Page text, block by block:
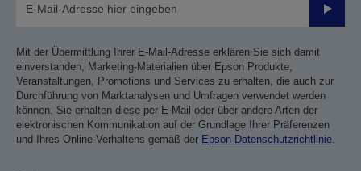
Mit der Übermittlung Ihrer E-Mail-Adresse erklären Sie sich damit
einverstanden, Marketing-Materialien über Epson Produkte,
Veranstaltungen, Promotions und Services zu erhalten, die auch zur
Durchführung von Marktanalysen und Umfragen verwendet werden
können. Sie erhalten diese per E-Mail oder über andere Arten der
elektronischen Kommunikation auf der Grundlage Ihrer Präferenzen
und Ihres Online-Verhaltens gemäß der Epson Datenschutzrichtlinie.